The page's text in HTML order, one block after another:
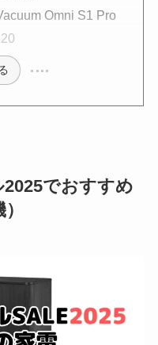
Omni S1 Pro
でおすすめ